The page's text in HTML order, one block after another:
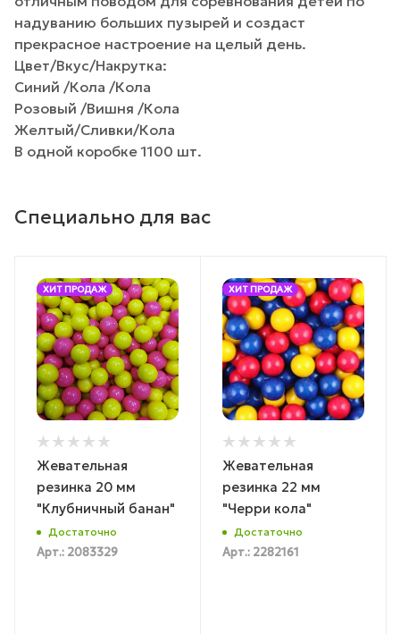
надуванию больших пузырей и создаст
прекрасное настроение на целый день.
Цвет/Вкус/Накрутка:
Синий /Кола /Кола
Розовый /Вишня /Кола
Желтый/Сливки/Кола
В одной коробке 1100 шт.
Специально для вас
ХИТ ПРОДАЖ
Жевательная
резинка 20 мм
"Клубничный банан"
Достаточно
Арт.: 2083329
ХИТ ПРОДАЖ
Жевательная
резинка 22 мм
"Черри кола"
Достаточно
Арт.: 2282161